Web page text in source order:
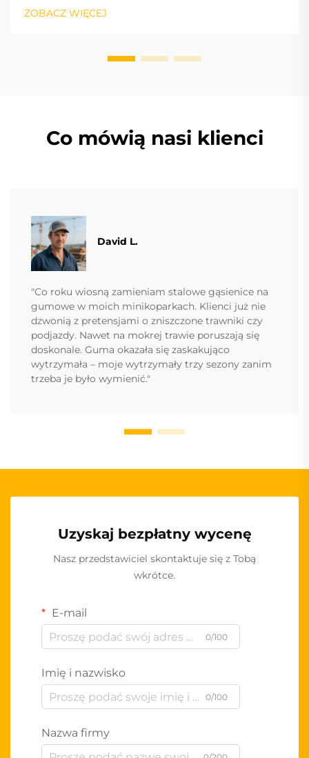
międzynarodowy silnik sukcesu, napędzający
ZOBACZ WIĘCEJ
Co mówią nasi klienci
David L.
"Co roku wiosną zamieniam stalowe gąsienice na
gumowe w moich minikoparkach. Klienci już nie
dzwonią z pretensjami o zniszczone trawniki czy
podjazdy. Nawet na mokrej trawie poruszają się
doskonale. Guma okazała się zaskakująco
wytrzymała – moje wytrzymały trzy sezony zanim
trzeba je było wymienić."
Uzyskaj bezpłatny wycenę
Nasz przedstawiciel skontaktuje się z Tobą
wkrótce.
E-mail
0/100
Imię i nazwisko
0/100
Nazwa firmy